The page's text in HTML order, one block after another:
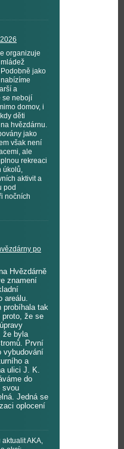
organizuje
jako
a
se nebojí
domov, i
děti
hvězdárnu.
jako
však není
ale
rekreaci
úkolů,
aktivit a
pod
nočních
po
Hvězdárně
znamení
areálu.
probíhala tak
že se
že byla
První
vybudování
a
ulici J. K.
do
svou
Jedná se
oplocení
aktualit AKA,